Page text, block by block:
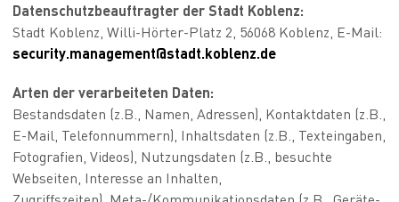
Datenschutzbeauftragter der Stadt Koblenz:
Stadt Koblenz, Willi-Hörter-Platz 2, 56068 Koblenz, E-Mail:
­security.management@stadt.koblenz.de
Arten der verarbeiteten Daten:
Bestandsdaten (z.B., Namen, Adressen), Kontaktdaten (z.B.,
E-Mail, Telefonnummern), Inhaltsdaten (z.B., Texteingaben,
Fotografien, Videos), Nutzungsdaten (z.B., besuchte
Webseiten, Interesse an Inhalten,